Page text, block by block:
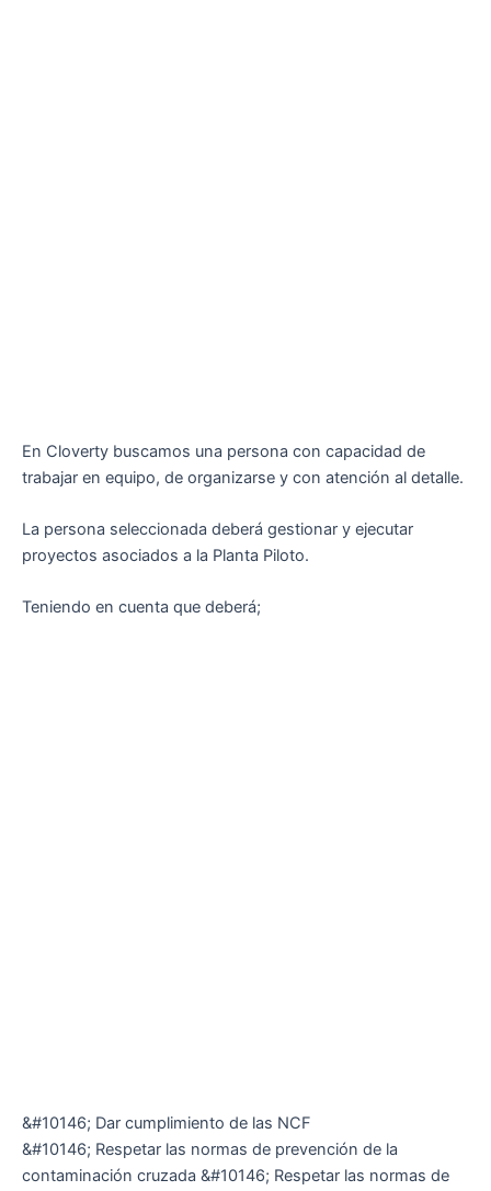
En Cloverty buscamos una persona con capacidad de
trabajar en equipo, de organizarse y con atención al detalle.
La persona seleccionada deberá gestionar y ejecutar
proyectos asociados a la Planta Piloto.
Teniendo en cuenta que deberá;
&#10146; Dar cumplimiento de las NCF
&#10146; Respetar las normas de prevención de la
contaminación cruzada &#10146; Respetar las normas de